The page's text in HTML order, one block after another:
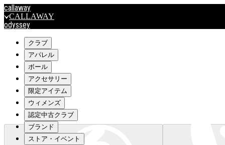
callaway
CALLAWAY
odyssey
travismathew
outlet
OUTLET
キャロウェイアパレルはこちら>>>
クラブ
アパレル
ボール
アクセサリー
限定アイテム
ウィメンズ
認定中古クラブ
ブランド
ストア・イベント